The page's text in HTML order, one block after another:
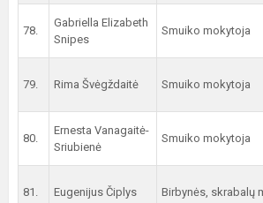
78.
Gabriella Elizabeth
Snipes
Smuiko mokytoja
79. Rima Švėgždaitė Smuiko mokytoja
80.
Ernesta Vanagaitė-
Sriubienė
Smuiko mokytoja
81. Eugenijus Čiplys Birbynės, skrabalų